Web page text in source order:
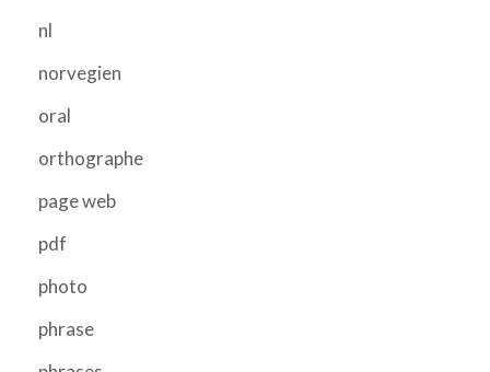
nl
norvegien
oral
orthographe
page web
pdf
photo
phrase